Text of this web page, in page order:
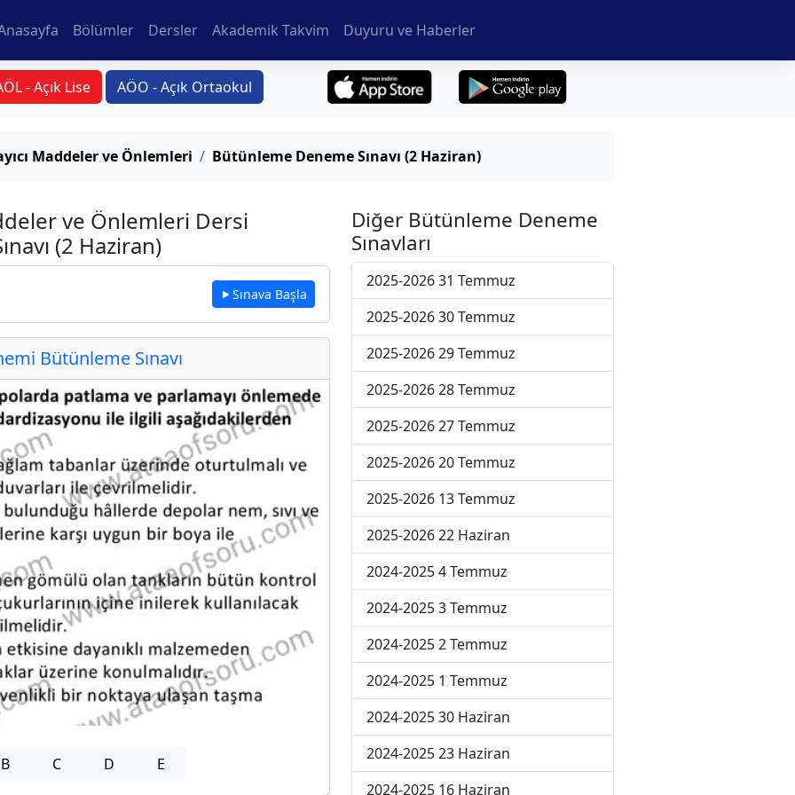
Bölümler Dersler Akademik Takvim Duyuru ve Haberler
- Açık Lise AÖO - Açık Ortaokul
Maddeler ve Önlemleri Bütünleme Deneme Sınavı (2 Haziran)
ve Önlemleri Dersi
(2 Haziran)
Sınava Başla
Bütünleme Sınavı
B C D E
Diğer Bütünleme Deneme
Sınavları
2025-2026 31 Temmuz
2025-2026 30 Temmuz
2025-2026 29 Temmuz
2025-2026 28 Temmuz
2025-2026 27 Temmuz
2025-2026 20 Temmuz
2025-2026 13 Temmuz
2025-2026 22 Haziran
2024-2025 4 Temmuz
2024-2025 3 Temmuz
2024-2025 2 Temmuz
2024-2025 1 Temmuz
2024-2025 30 Haziran
2024-2025 23 Haziran
2024-2025 16 Haziran